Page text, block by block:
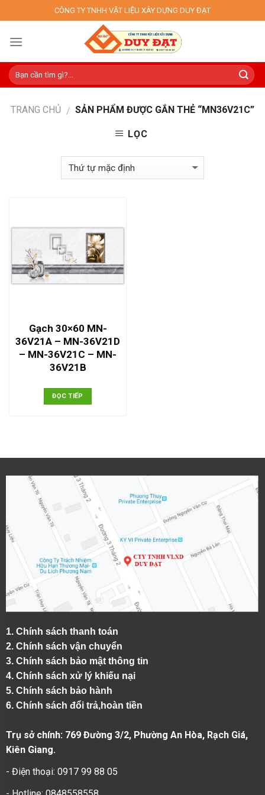
to
content
CÔNG TY TNHH VẬT LIỆU XÂY DỰNG DUY ĐẠT
TRANG CHỦ / SẢN PHẨM ĐƯỢC GẮN THẺ “MN36V21C”
LỌC
Gạch 30×60 MN-
36V21A – MN-36V21D
– MN-36V21C – MN-
36V21B
ĐỌC TIẾP
1. Chính sách thanh toán
2. Chính sách vận chuyển
3. Chính sách bảo mật thông tin
4. Chính sách xử lý khiếu nại
5. Chính sách bảo hành
6. Chính sách đổi trả,hoàn tiền
Trụ sở chính: 769 Đường 3/2, Phường An Hòa, Rạch Giá,
Kiên Giang.
- Điện thoại: 0917 99 88 05